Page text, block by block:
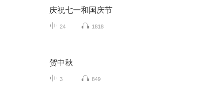
庆祝七一和国庆节
24 1818
贺中秋
3 849